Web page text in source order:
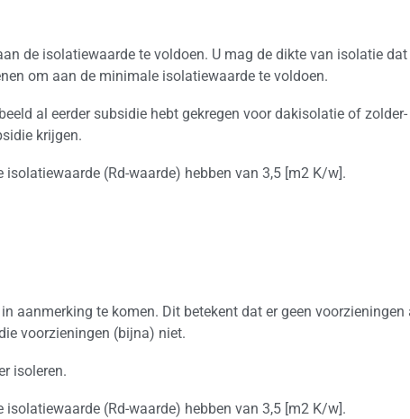
de isolatiewaarde te voldoen. U mag de dikte van isolatie
om aan de minimale isolatiewaarde te voldoen.
al eerder subsidie hebt gekregen voor dakisolatie of zolder-
krijgen.
(Rd-waarde) hebben van 3,5 [m2 K/w].
aanmerking te komen. Dit betekent dat er geen voorzieningen
voorzieningen (bijna) niet.
isoleren.
(Rd-waarde) hebben van 3,5 [m2 K/w].